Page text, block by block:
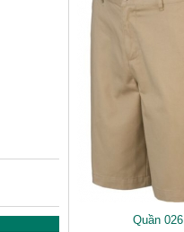
Quần 026